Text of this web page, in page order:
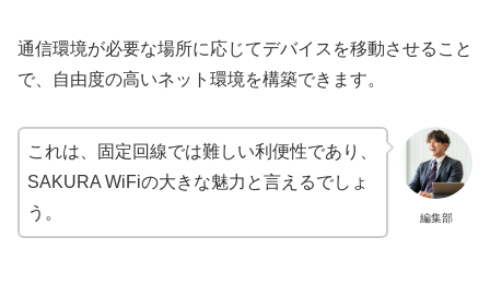
通信環境が必要な場所に応じてデバイスを移動させること
で、自由度の高いネット環境を構築できます。
編集部
これは、固定回線では難しい利便性であり、
SAKURA WiFiの大きな魅力と言えるでしょ
う。